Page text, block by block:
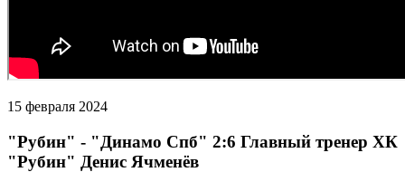
15 февраля 2024
"Рубин" - "Динамо Спб" 2:6 Главный тренер ХК
"Рубин" Денис Ячменёв